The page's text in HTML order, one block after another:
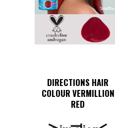
DIRECTIONS HAIR
COLOUR VERMILLION
RED